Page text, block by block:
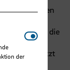
mit den
zur
erweiterte die
der
sich ab jetzt
forschen.
der